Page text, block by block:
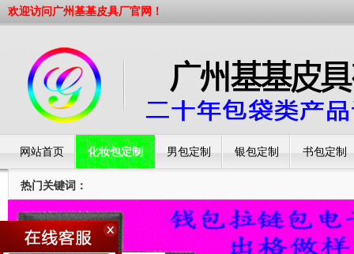
欢迎访问广州基基皮具厂官网！
网站首页 化妆包定制 男包定制 银包定制 书包定制
工厂简介
热门关键词：